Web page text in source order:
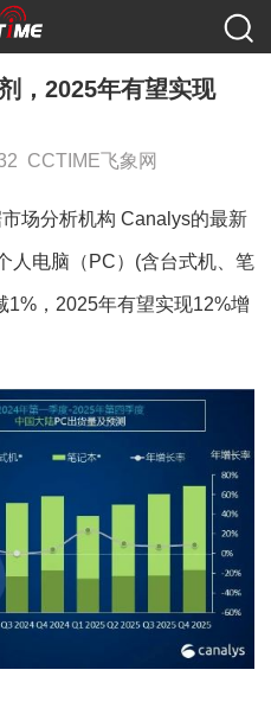
，2025年有望实现
CCTIME飞象网
场分析机构 Canalys的最新
人电脑（PC）(含台式机、笔
1%，2025年有望实现12%增